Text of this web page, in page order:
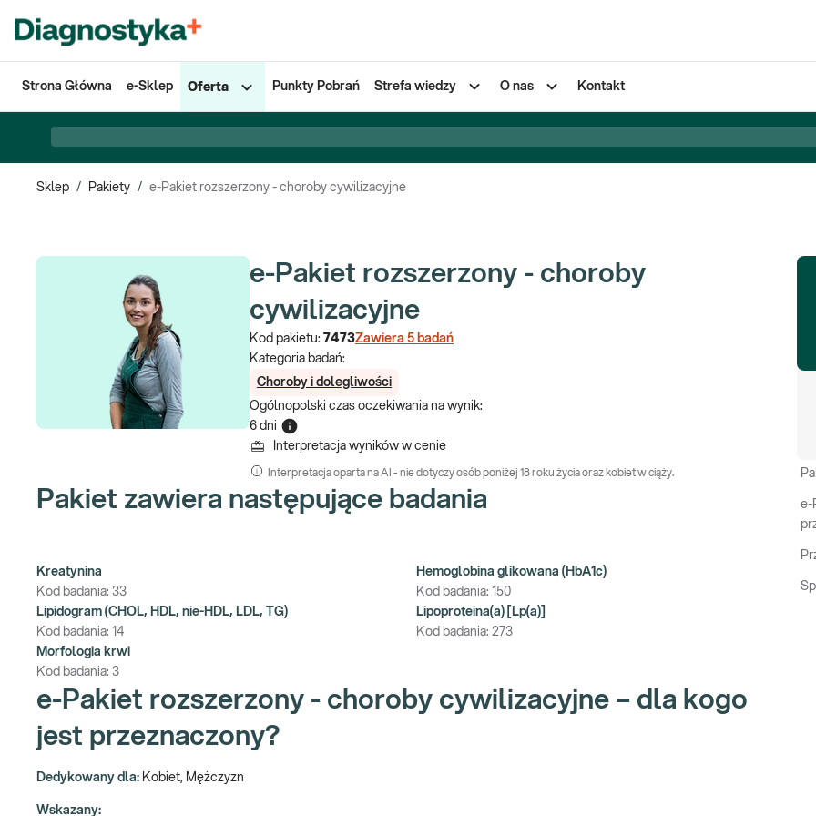
Strona Główna e-Sklep Oferta Punkty Pobrań Strefa wiedzy O nas Kontakt
Sklep / Pakiety / e-Pakiet rozszerzony - choroby cywilizacyjne
e-Pakiet rozszerzony - choroby
cywilizacyjne
Kod pakietu: 7473Zawiera 5 badań
Kategoria badań:
Choroby i dolegliwości
Ogólnopolski czas oczekiwania na wynik:
6 dni
Interpretacja wyników w cenie
Interpretacja oparta na AI - nie dotyczy osób poniżej 18 roku życia oraz kobiet w ciąży.
Pakiet zawiera następujące badania
Kreatynina
Kod badania: 33
Lipidogram (CHOL, HDL, nie-HDL, LDL, TG)
Kod badania: 14
Morfologia krwi
Kod badania: 3
Hemoglobina glikowana (HbA1c)
Kod badania: 150
Lipoproteina(a) [Lp(a)]
Kod badania: 273
e-Pakiet rozszerzony - choroby cywilizacyjne – dla kogo
jest przeznaczony?
Dedykowany dla: Kobiet, Mężczyzn
Wskazany:
e-